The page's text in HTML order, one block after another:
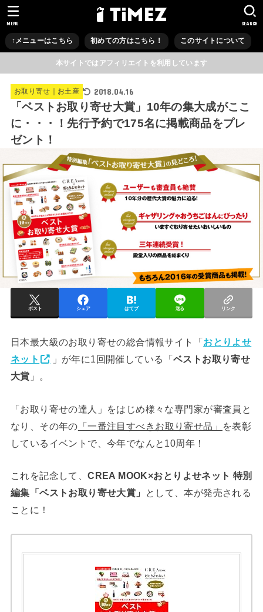
↑メニューはこちら 初めての方はこちら！ このサイトについて
SEARCH
MENU
本サイトではアフィリエイトを利用しています
お取り寄せ｜お土産 2018.04.16
「ベストお取り寄せ大賞」10年の集大成がここ
に・・・！先行予約で175名に掲載商品をプレ
ゼント！
ポスト シェア はてブ 送る リンク
日本最大級のお取り寄せの総合情報サイト「おとりよせ
ネット
」が年に1回開催している「ベストお取り寄せ
大賞 」。
「お取り寄せの達人」をはじめ様々な専門家が審査員と
なり、その年の 「一番注目すべきお取り寄せ品」
を表彰
しているイベントで、今年でなんと10周年！
これを記念して、CREA MOOK×おとりよせネット 特別
編集「ベストお取り寄せ大賞」
として、本が発売される
ことに！